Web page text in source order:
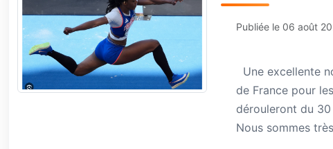
Publiée le 06 août
Une excellente
de France pour
dérouleront du
Nous sommes